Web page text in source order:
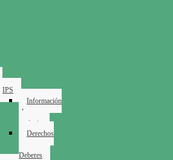
IPS
Información
al
paciente
Derechos
Deberes